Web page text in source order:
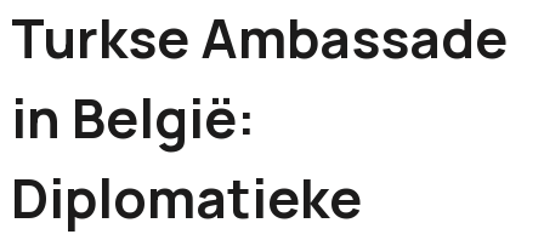
Turkse Ambassade
in België:
Diplomatieke